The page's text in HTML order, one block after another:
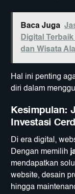
Baca Juga
Digital
dan Wisata
Hal ini penting
diri dalam
Kesimpulan:
Investasi
Di era digital,
Dengan memilih
mendapatkan
website, desain
hingga